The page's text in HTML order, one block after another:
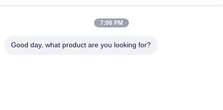
Τηλέφωνο
7:06 PM
Good day, what product are you looking for?